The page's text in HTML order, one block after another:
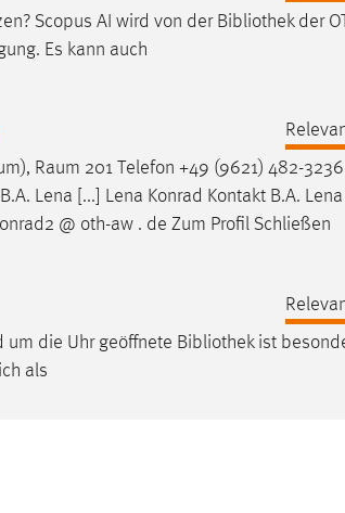
Scopus AI wird von der Bibliothekder
Es kann auch
Raum 201 Telefon +49 (9621) 482-
Lena [...] Lena Konrad Kontakt B.A.
@ oth-aw . de Zum Profil Schließen
um die Uhr geöffnete Bibliothekist
als